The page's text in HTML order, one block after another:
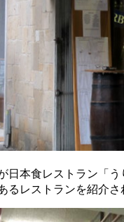
日本食レストラン「う
るレストランを紹介さ